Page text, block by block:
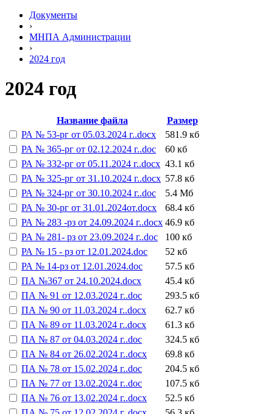
Документы
›
МНПА Администрации
›
2024 год
2024 год
Название файла
Размер
РА № 53-рг от 05.03.2024 г..docx
581.9 кб
РА № 365-рг от 02.12.2024 г..doc
60 кб
РА № 332-рг от 05.11.2024 г..docx 43.1 кб
РА № 325-рг от 31.10.2024 г..docx 57.8 кб
РА № 324-рг от 30.10.2024 г..doc
5.4 Мб
РА № 30-рг от 31.01.2024от.docx
68.4 кб
РА № 283 -рз от 24.09.2024 г..docx 46.9 кб
РА № 281- рз от 23.09.2024 г..doc
100 кб
РА № 15 - рз от 12.01.2024.doc
52 кб
РА № 14-рз от 12.01.2024.doc
57.5 кб
ПА №367 от 24.10.2024.docx
45.4 кб
ПА № 91 от 12.03.2024 г..doc
293.5 кб
ПА № 90 от 11.03.2024 г..docx
62.7 кб
ПА № 89 от 11.03.2024 г..docx
61.3 кб
ПА № 87 от 04.03.2024 г..doc
324.5 кб
ПА № 84 от 26.02.2024 г..docx
69.8 кб
ПА № 78 от 15.02.2024 г..doc
204.5 кб
ПА № 77 от 13.02.2024 г..doc
107.5 кб
ПА № 76 от 13.02.2024 г..docx
52.5 кб